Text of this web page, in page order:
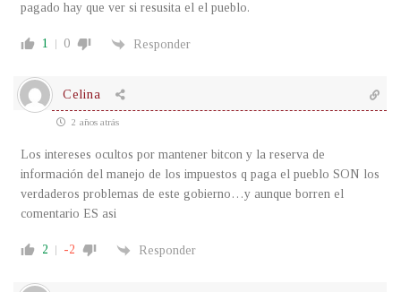
pagado hay que ver si resusita el el pueblo.
1 0 Responder
Celina
2 años atrás
Los intereses ocultos por mantener bitcon y la reserva de
información del manejo de los impuestos q paga el pueblo SON los
verdaderos problemas de este gobierno…y aunque borren el
comentario ES asi
2 -2 Responder